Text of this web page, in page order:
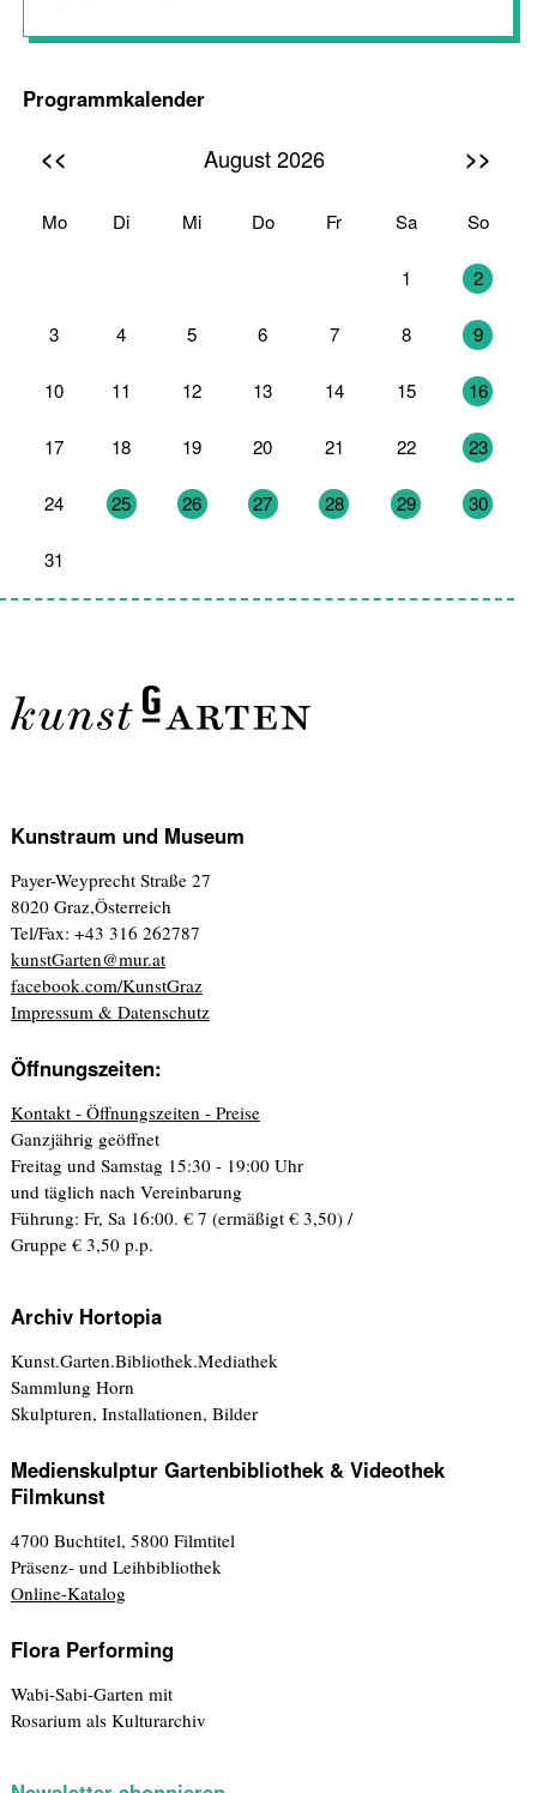
Programmkalender
<< August 2026 >>
Mo Di Mi Do Fr Sa So
1 2
3 4 5 6 7 8 9
10 11 12 13 14 15 16
17 18 19 20 21 22 23
24 25 26 27 28 29 30
31
Kunstraum und Museum
Payer-Weyprecht Straße 27
8020 Graz,Österreich
Tel/Fax: +43 316 262787
kunstGarten@mur.at
facebook.com/KunstGraz
Impressum & Datenschutz
Öffnungszeiten:
Kontakt - Öffnungszeiten - Preise
Ganzjährig geöffnet
Freitag und Samstag 15:30 - 19:00 Uhr
und täglich nach Vereinbarung
Führung: Fr, Sa 16:00. € 7 (ermäßigt € 3,50) /
Gruppe € 3,50 p.p.
Archiv Hortopia
Kunst.Garten.Bibliothek.Mediathek
Sammlung Horn
Skulpturen, Installationen, Bilder
Medienskulptur Gartenbibliothek & Videothek
Filmkunst
4700 Buchtitel, 5800 Filmtitel
Präsenz- und Leihbibliothek
Online-Katalog
Flora Performing
Wabi-Sabi-Garten mit
Rosarium als Kulturarchiv